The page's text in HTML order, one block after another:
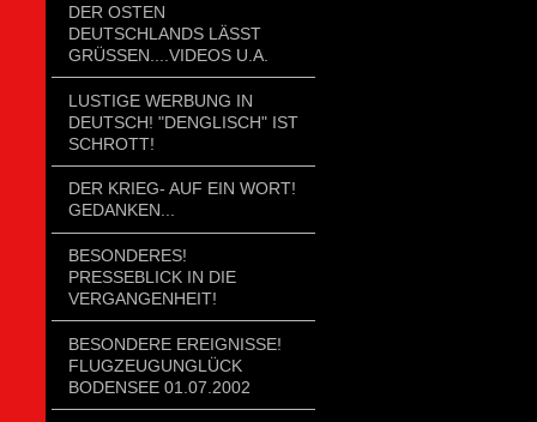
DER OSTEN
DEUTSCHLANDS LÄSST
GRÜSSEN....VIDEOS U.A.
LUSTIGE WERBUNG IN
DEUTSCH! "DENGLISCH" IST
SCHROTT!
DER KRIEG- AUF EIN WORT!
GEDANKEN...
BESONDERES!
PRESSEBLICK IN DIE
VERGANGENHEIT!
BESONDERE EREIGNISSE!
FLUGZEUGUNGLÜCK
BODENSEE 01.07.2002